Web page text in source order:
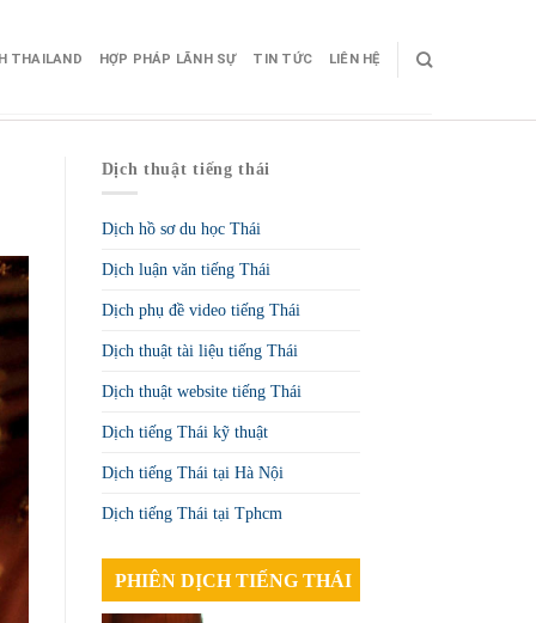
THAILAND HỢP PHÁP LÃNH SỰ TIN TỨC LIÊN HỆ
Dịch thuật tiếng thái
Dịch hồ sơ du học Thái
Dịch luận văn tiếng Thái
Dịch phụ đề video tiếng Thái
Dịch thuật tài liệu tiếng Thái
Dịch thuật website tiếng Thái
Dịch tiếng Thái kỹ thuật
Dịch tiếng Thái tại Hà Nội
Dịch tiếng Thái tại Tphcm
PHIÊN DỊCH TIẾNG THÁI